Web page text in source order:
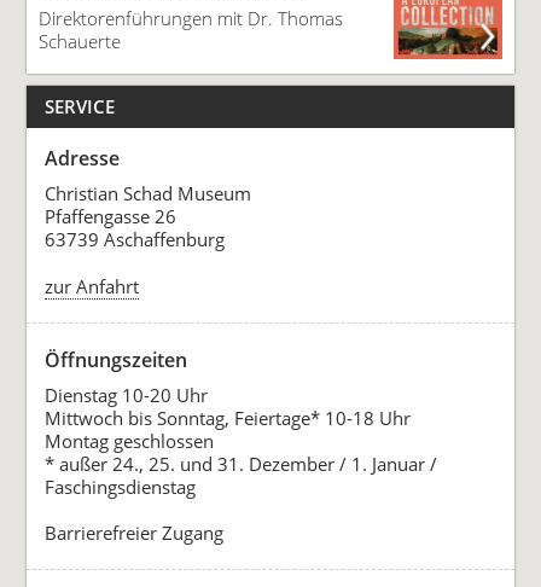
Direktorenführungen mit Dr. Thomas
Schauerte
SERVICE
Adresse
Christian Schad Museum
Pfaffengasse 26
63739 Aschaffenburg
zur Anfahrt
Öffnungszeiten
Dienstag 10-20 Uhr
Mittwoch bis Sonntag, Feiertage* 10-18 Uhr
Montag geschlossen
* außer 24., 25. und 31. Dezember / 1. Januar /
Faschingsdienstag
Barrierefreier Zugang